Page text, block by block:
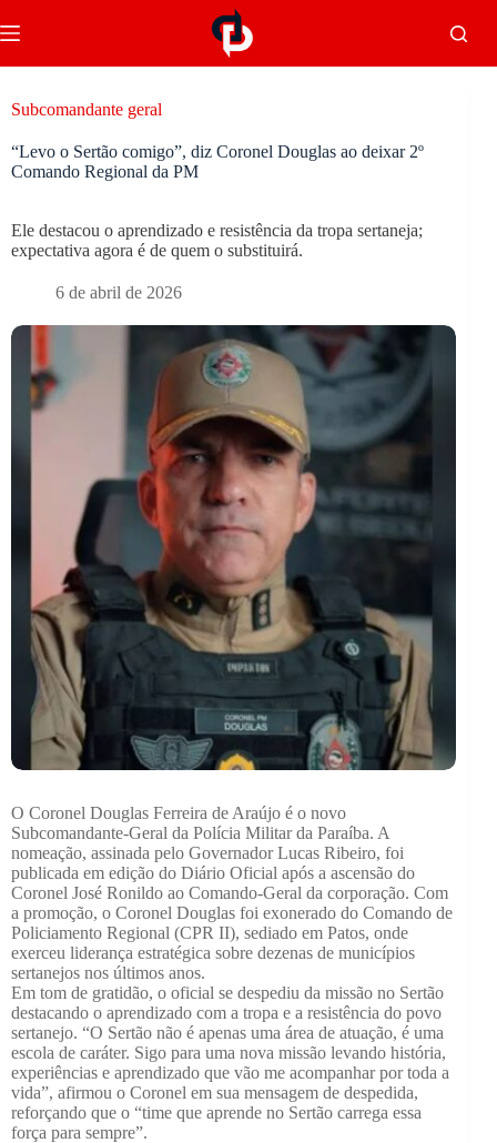
Subcomandante geral
“Levo o Sertão comigo”, diz Coronel Douglas ao deixar 2º
Comando Regional da PM
Ele destacou o aprendizado e resistência da tropa sertaneja;
expectativa agora é de quem o substituirá.
6 de abril de 2026
O Coronel Douglas Ferreira de Araújo é o novo
Subcomandante-Geral da Polícia Militar da Paraíba. A
nomeação, assinada pelo Governador Lucas Ribeiro, foi
publicada em edição do Diário Oficial após a ascensão do
Coronel José Ronildo ao Comando-Geral da corporação. Com
a promoção, o Coronel Douglas foi exonerado do Comando de
Policiamento Regional (CPR II), sediado em Patos, onde
exerceu liderança estratégica sobre dezenas de municípios
sertanejos nos últimos anos.
Em tom de gratidão, o oficial se despediu da missão no Sertão
destacando o aprendizado com a tropa e a resistência do povo
sertanejo. “O Sertão não é apenas uma área de atuação, é uma
escola de caráter. Sigo para uma nova missão levando história,
experiências e aprendizado que vão me acompanhar por toda a
vida”, afirmou o Coronel em sua mensagem de despedida,
reforçando que o “time que aprende no Sertão carrega essa
força para sempre”.